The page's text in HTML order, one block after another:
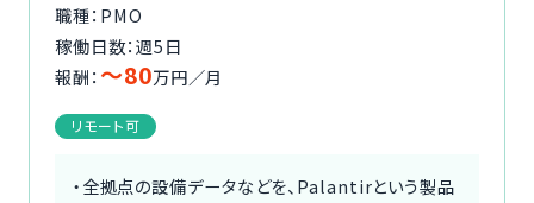
職種：PMO
稼働日数：週5日
報酬： 〜80万円／月
リモート可
・全拠点の設備データなどを、Palantirという製品